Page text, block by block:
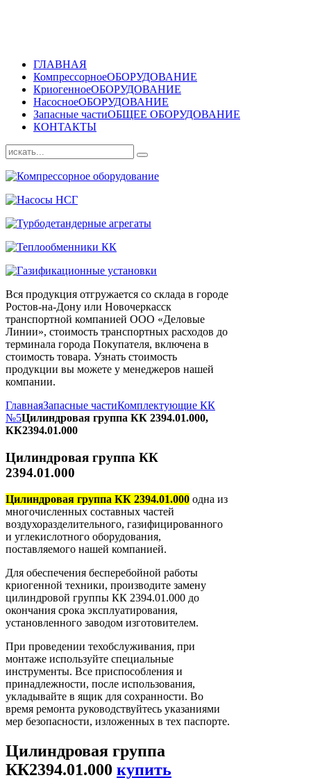
ГЛАВНАЯ
КомпрессорноеОБОРУДОВАНИЕ
КриогенноеОБОРУДОВАНИЕ
НасосноеОБОРУДОВАНИЕ
Запасные частиОБЩЕЕ ОБОРУДОВАНИЕ
КОНТАКТЫ
Вся продукция отгружается со склада в городе
Ростов-на-Дону или Новочеркасск
транспортной компанией ООО «Деловые
Линии», стоимость транспортных расходов до
терминала города Покупателя, включена в
стоимость товара. Узнать стоимость
продукции вы можете у менеджеров нашей
компании.
ГлавнаяЗапасные частиКомплектующие КК
№5Цилиндровая группа КК 2394.01.000,
КК2394.01.000
Цилиндровая группа КК
2394.01.000
Цилиндровая группа КК 2394.01.000 одна из
многочисленных составных частей
воздухоразделительного, газифицированного
и углекислотного оборудования,
поставляемого нашей компанией.
Для обеспечения бесперебойной работы
криогенной техники, производите замену
цилиндровой группы КК 2394.01.000 до
окончания срока эксплуатирования,
установленного заводом изготовителем.
При проведении техобслуживания, при
монтаже используйте специальные
инструменты. Все приспособления и
принадлежности, после использования,
укладывайте в ящик для сохранности. Во
время ремонта руководствуйтесь указаниями
мер безопасности, изложенных в тех паспорте.
Цилиндровая группа
КК2394.01.000 купить